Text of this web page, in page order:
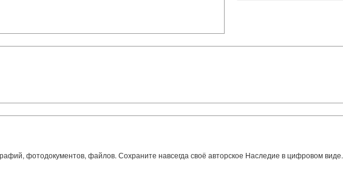
фотодокументов, файлов. Сохраните навсегда своё авторское Наследие в цифровом виде.